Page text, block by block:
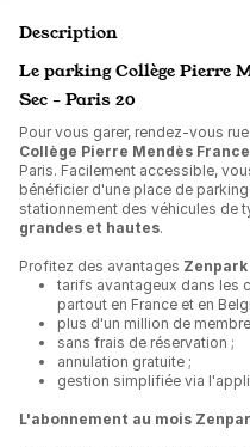
Description
Le parking Collège Pierre
Sec - Paris 20
Pour vous garer, rendez-vous
Collège Pierre Mendès
Paris. Facilement accessible,
bénéficier d'une place de
stationnement des véhicules de
grandes et hautes.
Profitez des avantages Zenpark
tarifs avantageux dans les
partout en France et en
plus d'un million de
sans frais de réservation ;
annulation gratuite ;
gestion simplifiée via
L'abonnement au mois